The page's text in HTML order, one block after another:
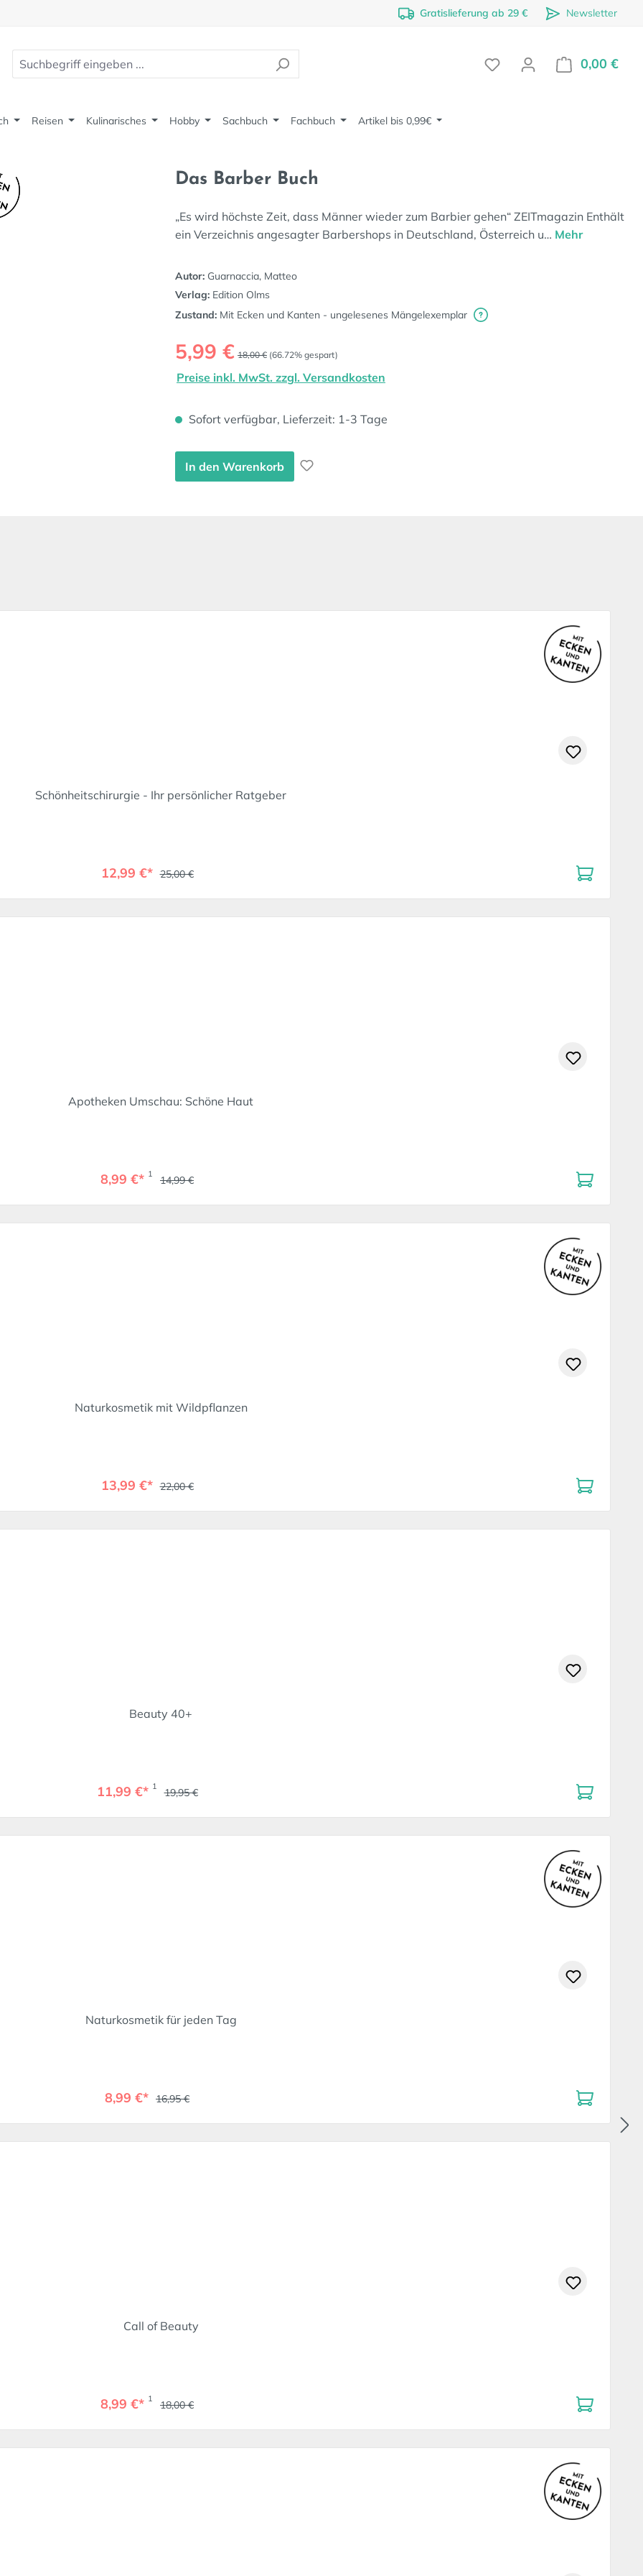
Gratislieferung ab 29 € Newsletter
0,00 €
Reisen Kulinarisches Hobby Sachbuch Fachbuch Artikel bis 0,99€
Das Barber Buch
„Es wird höchste Zeit, dass Männer wieder zum Barbier gehen“ ZEITmagazin Enthält
ein Verzeichnis angesagter Barbershops in Deutschland, Österreich u… Mehr
Autor: Guarnaccia, Matteo
Verlag: Edition Olms
Zustand: Mit Ecken und Kanten - ungelesenes Mängelexemplar
Verkaufspreis:
5,99 € Regulärer Preis:
18,00 € (66.72% gespart)
Preise inkl. MwSt. zzgl. Versandkosten
Sofort verfügbar, Lieferzeit: 1-3 Tage
In den Warenkorb
Schönheitschirurgie - Ihr persönlicher Ratgeber
12,99 €* 25,00 €
Apotheken Umschau: Schöne Haut
8,99 €* 1 14,99 €
Naturkosmetik mit Wildpflanzen
13,99 €* 22,00 €
Beauty 40+
11,99 €* 1 19,95 €
Naturkosmetik für jeden Tag
8,99 €* 16,95 €
Call of Beauty
8,99 €* 1 18,00 €